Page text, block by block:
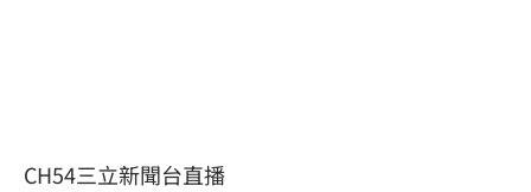
CH54三立新聞台直播